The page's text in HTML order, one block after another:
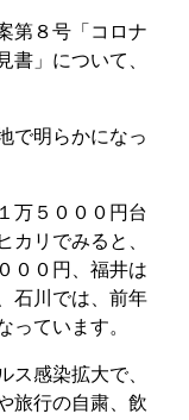
第８号「コロナ
書」について、
で明らかになっ
万５０００円台
カリでみると、
００円、福井は
石川では、前年
っています。
ス感染拡大で、
旅行の自粛、飲